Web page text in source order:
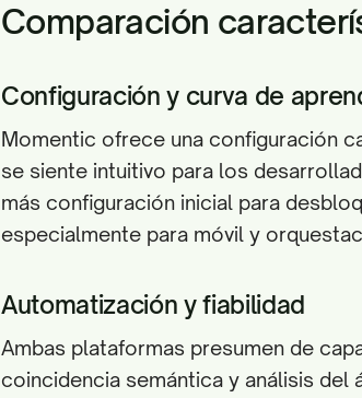
Comparación
Configuración y curva de
Momentic ofrece una configuración
se siente intuitivo para los
más configuración inicial para
especialmente para móvil y
Automatización y fiabilidad
Ambas plataformas presumen de
coincidencia semántica y análisis